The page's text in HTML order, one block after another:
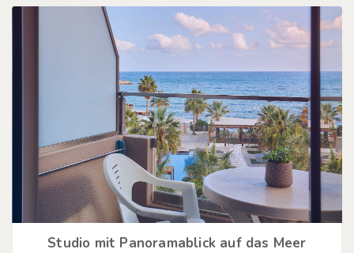
Studio mit Panoramablick auf das Meer